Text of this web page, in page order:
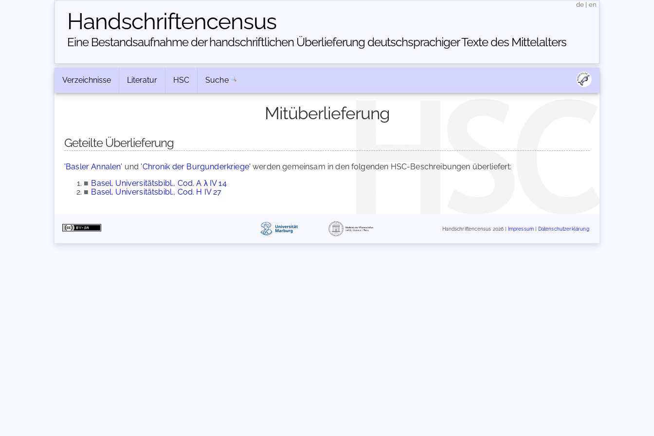
Handschriften­census
Eine Bestandsaufnahme der handschriftlichen Über­lieferung deutschsprachiger Texte des Mittelalters
de en
Verzeichnisse Literatur HSC Suche
Mitüberlieferung
Geteilte Überlieferung
'Basler Annalen' und 'Chronik der Burgunderkriege' werden gemeinsam in den folgenden HSC-Beschreibungen überliefert:
■ Basel, Universitätsbibl., Cod. A λ IV 14
■ Basel, Universitätsbibl., Cod. H IV 27
Handschriftencensus 2026 | Impressum Datenschutzerklärung